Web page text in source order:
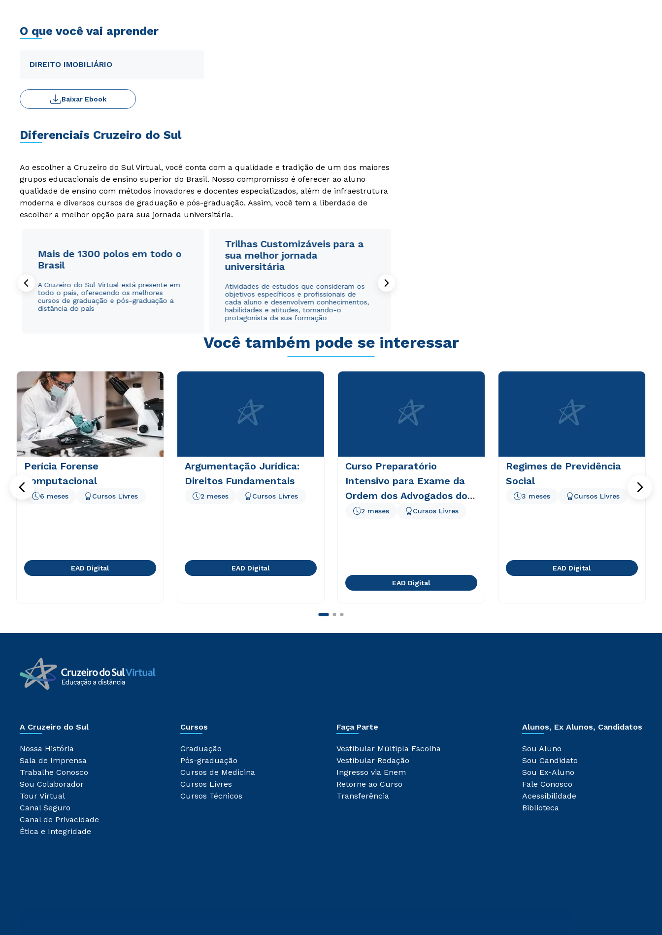
O que você vai aprender
DIREITO IMOBILIÁRIO
Baixar Ebook
Diferenciais Cruzeiro do Sul
Ao escolher a Cruzeiro do Sul Virtual, você conta com a qualidade e tradição de um dos maiores
grupos educacionais de ensino superior do Brasil. Nosso compromisso é oferecer ao aluno
qualidade de ensino com métodos inovadores e docentes especializados, além de infraestrutura
moderna e diversos cursos de graduação e pós-graduação. Assim, você tem a liberdade de
escolher a melhor opção para sua jornada universitária.
Mais de 1300 polos em todo o
Brasil
A Cruzeiro do Sul Virtual está presente em
todo o país, oferecendo os melhores
cursos de graduação e pós-graduação a
distância do país
Trilhas Customizáveis para a
sua melhor jornada
universitária
Atividades de estudos que consideram os
objetivos específicos e profissionais de
cada aluno e desenvolvem conhecimentos,
habilidades e atitudes, tornando-o
protagonista da sua formação
Você também pode se interessar
Perícia Forense
Computacional
6 meses Cursos Livres
EAD Digital
Argumentação Jurídica:
Direitos Fundamentais
2 meses Cursos Livres
EAD Digital
Curso Preparatório
Intensivo para Exame da
Ordem dos Advogados do
Brasil2 meses Cursos Livres
EAD Digital
Regimes de Previdência
Social
3 meses Cursos Livres
EAD Digital
A Cruzeiro do Sul
Nossa História
Sala de Imprensa
Trabalhe Conosco
Sou Colaborador
Tour Virtual
Canal Seguro
Canal de Privacidade
Ética e Integridade
Cursos
Graduação
Pós-graduação
Cursos de Medicina
Cursos Livres
Cursos Técnicos
Faça Parte
Vestibular Múltipla Escolha
Vestibular Redação
Ingresso via Enem
Retorne ao Curso
Transferência
Alunos, Ex Alunos, Candidatos
Sou Aluno
Sou Candidato
Sou Ex-Aluno
Fale Conosco
Acessibilidade
Biblioteca
autorizo que meus dados sejam utilizados para o
envio de conteúdos da Cruzeiro do Sul.
autorizo que meus dados sejam utilizados para o
envio de conteúdos da Cruzeiro do Sul.